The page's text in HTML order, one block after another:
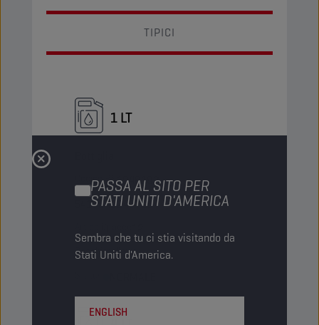
PASSA AL SITO PER
STATI UNITI D'AMERICA
Sembra che tu ci stia visitando da
Stati Uniti d'America.
ENGLISH
TIPICI
1 LT
Codice PN1048182
5413048243721
Pacchi/pallet-